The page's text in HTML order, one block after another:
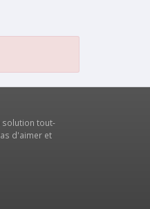
solution tout-
d'aimer et